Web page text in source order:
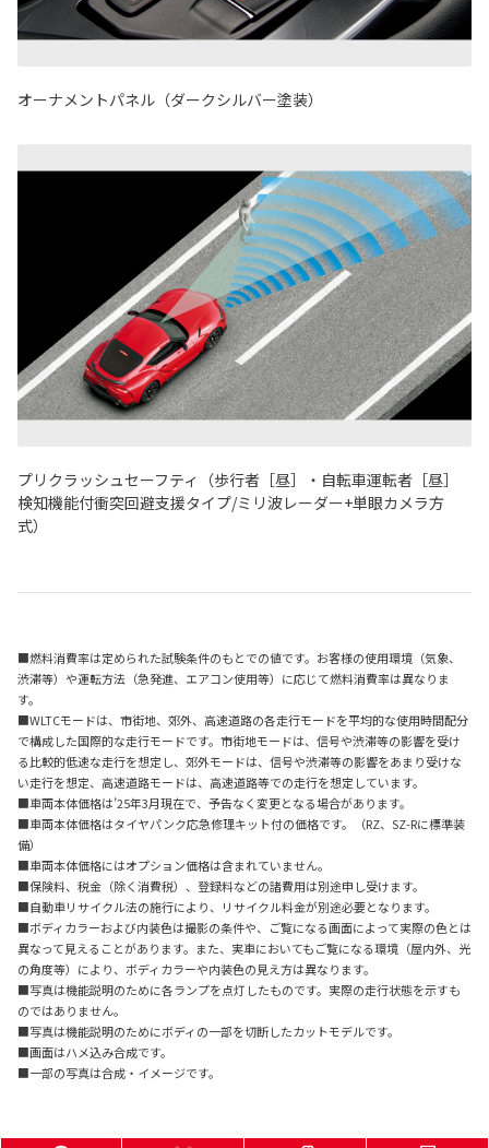
オーナメントパネル（ダークシルバー塗装）
プリクラッシュセーフティ（歩行者［昼］・自転車運転者［昼］
検知機能付衝突回避支援タイプ/ミリ波レーダー+単眼カメラ方
式）
■燃料消費率は定められた試験条件のもとでの値です。お客様の使用環境（気象、
渋滞等）や運転方法（急発進、エアコン使用等）に応じて燃料消費率は異なりま
す。
■WLTCモードは、市街地、郊外、高速道路の各走行モードを平均的な使用時間配分
で構成した国際的な走行モードです。市街地モードは、信号や渋滞等の影響を受け
る比較的低速な走行を想定し、郊外モードは、信号や渋滞等の影響をあまり受けな
い走行を想定、高速道路モードは、高速道路等での走行を想定しています。
■車両本体価格は’25年3月現在で、予告なく変更となる場合があります。
■車両本体価格はタイヤパンク応急修理キット付の価格です。（RZ、SZ-Rに標準装
備）
■車両本体価格にはオプション価格は含まれていません。
■保険料、税金（除く消費税）、登録料などの諸費用は別途申し受けます。
■自動車リサイクル法の施行により、リサイクル料金が別途必要となります。
■ボディカラーおよび内装色は撮影の条件や、ご覧になる画面によって実際の色とは
異なって見えることがあります。また、実車においてもご覧になる環境（屋内外、光
の角度等）により、ボディカラーや内装色の見え方は異なります。
■写真は機能説明のために各ランプを点灯したものです。実際の走行状態を示すも
のではありません。
■写真は機能説明のためにボディの一部を切断したカットモデルです。
■画面はハメ込み合成です。
■一部の写真は合成・イメージです。